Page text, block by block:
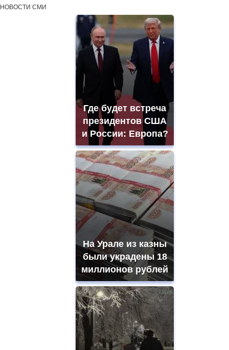
НОВОСТИ СМИ
Где будет встреча
президентов США
и России: Европа?
На Урале из казны
были украдены 18
миллионов рублей